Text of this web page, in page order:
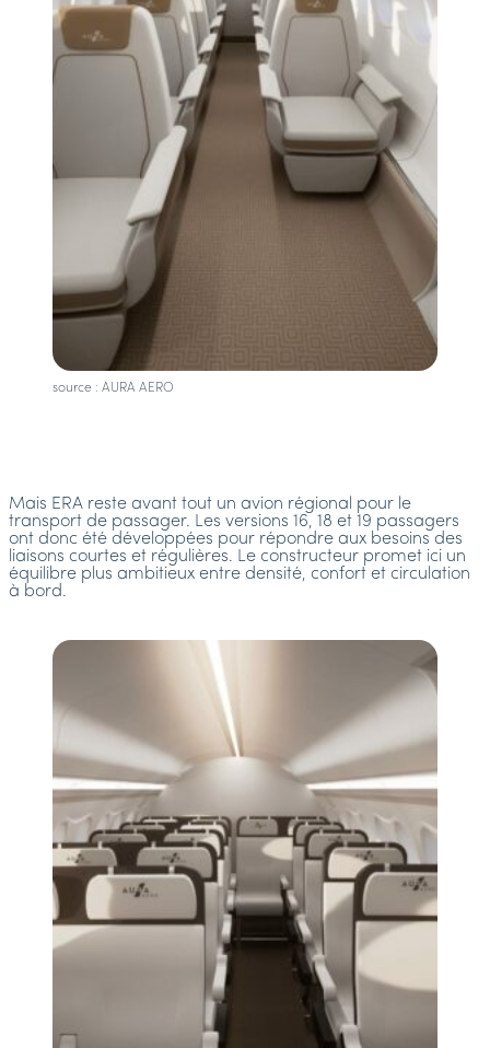
source : AURA AERO
Mais ERA reste avant tout un avion régional pour le
transport de passager. Les versions 16, 18 et 19 passagers
ont donc été développées pour répondre aux besoins des
liaisons courtes et régulières. Le constructeur promet ici un
équilibre plus ambitieux entre densité, confort et circulation
à bord.